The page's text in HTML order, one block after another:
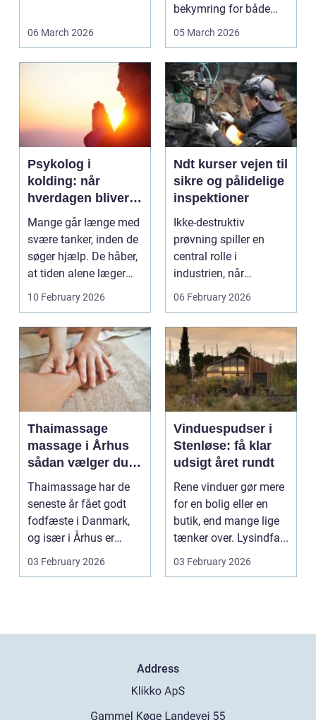
06 March 2026
bekymring for både
smerter og pris.
05 March 2026
Psykolog i
kolding: når
hverdagen bliver
for tung at bære
alene
Mange går længe med
svære tanker, inden de
søger hjælp. De håber,
at tiden alene læger
sårene, at tr...
10 February 2026
Ndt kurser vejen til
sikre og pålidelige
inspektioner
Ikke-destruktiv
prøvning spiller en
central rolle i
industrien, når
konstruktioner,
svejsninger og k...
06 February 2026
Thaimassage
massage i Århus
sådan vælger du
den rette
behandling
Thaimassage har de
seneste år fået godt
fodfæste i Danmark,
og især i Århus er
udbuddet vokset
03 February 2026
Vinduespudser i
Stenløse: få klar
udsigt året rundt
Rene vinduer gør mere
for en bolig eller en
butik, end mange lige
tænker over. Lysindfa...
03 February 2026
Address